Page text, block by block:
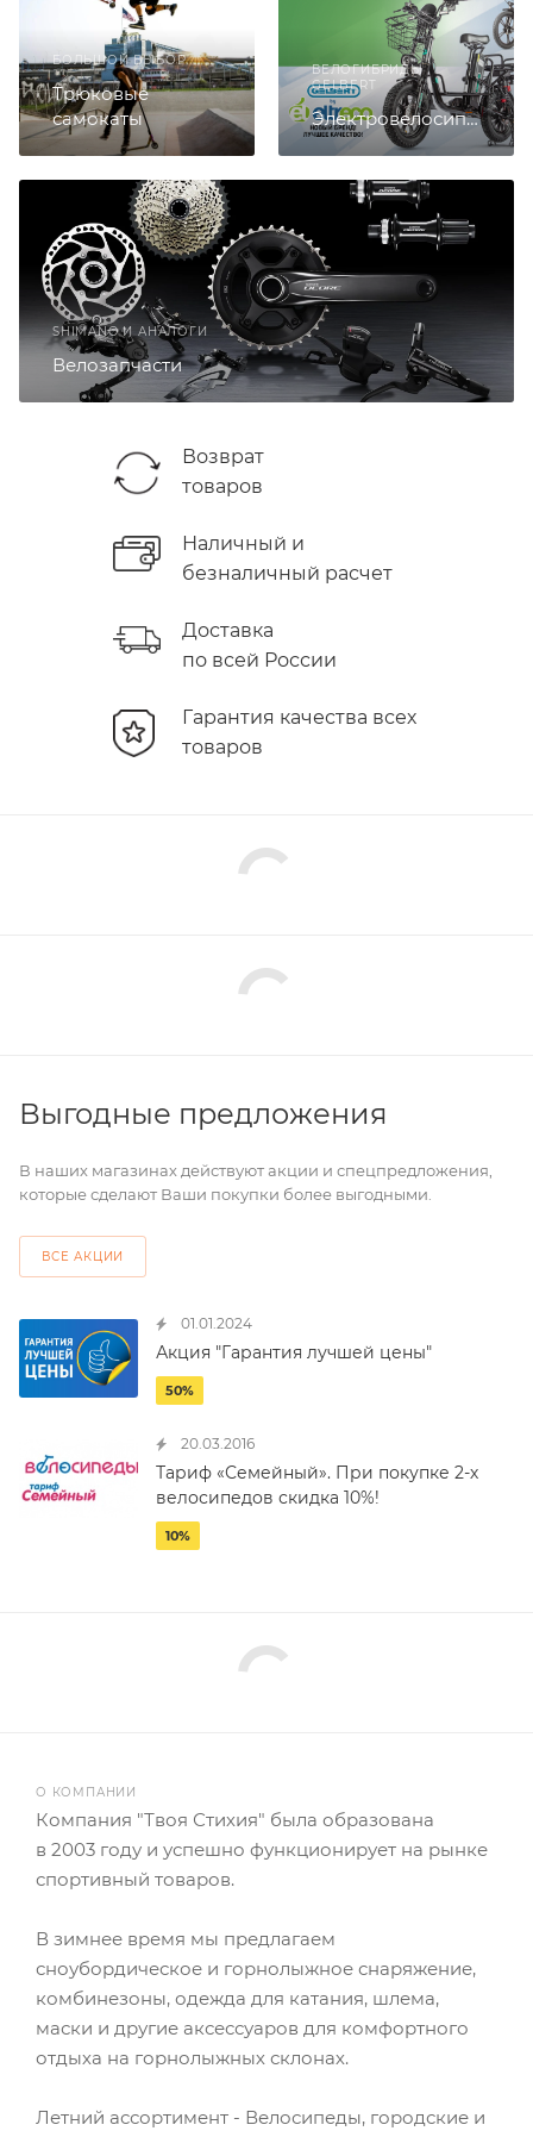
БОЛЬШОЙ ВЫБОР
Трюковые
самокаты
ВЕЛОГИБРИДЫ
GELBERT
Электровелосипеды
SHIMANO И АНАЛОГИ
Велозапчасти
Возврат
товаров
Наличный и
безналичный расчет
Доставка
по всей России
Гарантия качества всех
товаров
Выгодные предложения
В наших магазинах действуют акции и спецпредложения,
которые сделают Ваши покупки более выгодными.
ВСЕ АКЦИИ
01.01.2024
Акция "Гарантия лучшей цены"
50%
20.03.2016
Тариф «Семейный». При покупке 2-х
велосипедов скидка 10%!
10%
Компания "Твоя Стихия" была образована
в 2003 году и успешно функционирует на рынке
спортивный товаров.
В зимнее время мы предлагаем
сноубордическое и горнолыжное снаряжение,
комбинезоны, одежда для катания, шлема,
маски и другие аксессуаров для комфортного
отдыха на горнолыжных склонах.
Летний ассортимент - Велосипеды, городские и
О КОМПАНИИ